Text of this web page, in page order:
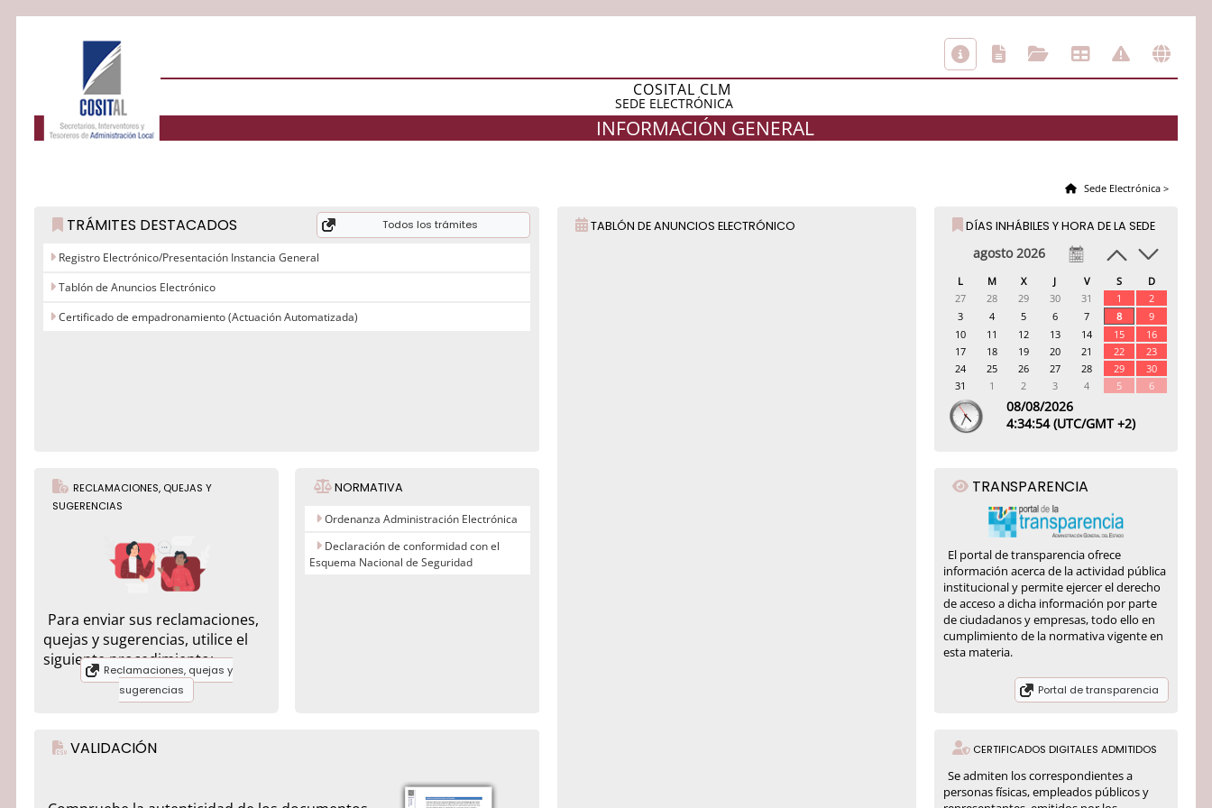
SEDE ELECTRÓNICA
COSITAL CLM
INFORMACIÓN GENERAL
Sede Electrónica >
TRÁMITES DESTACADOS
Registro Electrónico/Presentación Instancia General
Tablón de Anuncios Electrónico
Certificado de empadronamiento (Actuación Automatizada)
Todos los trámites
RECLAMACIONES, QUEJAS Y
SUGERENCIAS
Para enviar sus reclamaciones,
quejas y sugerencias, utilice el
siguiente procedimiento:
Reclamaciones, quejas y
sugerencias
NORMATIVA
Ordenanza Administración Electrónica
Declaración de conformidad con el
Esquema Nacional de Seguridad
VALIDACIÓN
TABLÓN DE ANUNCIOS ELECTRÓNICO DÍAS INHÁBILES Y HORA DE LA SEDE
agosto 2026
L M X J V S
D
27
28 29 30 31 1
2
3
4 5 6 7 8
9
10
11 12 13 14 15
16
17
18 19 20 21 22
23
24
25 26 27 28 29
30
31
1 2 3 4 5 6
08/08/2026
4:34:54 (UTC/GMT +2)
TRANSPARENCIA
El portal de transparencia ofrece
información acerca de la actividad pública
institucional y permite ejercer el derecho
de acceso a dicha información por parte
de ciudadanos y empresas, todo ello en
cumplimiento de la normativa vigente en
esta materia.
Portal de transparencia
CERTIFICADOS DIGITALES ADMITIDOS
Se admiten los correspondientes a
personas físicas, empleados públicos y